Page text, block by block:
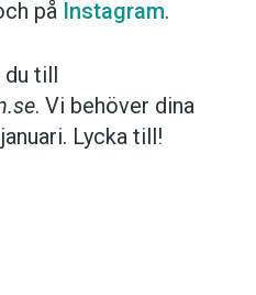
på Instagram.
du till
. Vi behöver dina
Lycka till!